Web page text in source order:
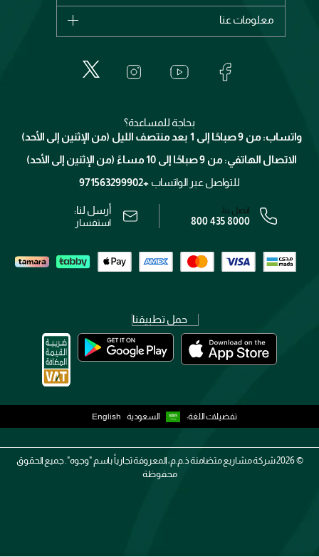
اشترِ بطاقة هدية
بربري
إيف سان لوران
الإرجاع
معلومات عنا
خدمات المعارض
برنامج الولاء ميوز
الوظائف
الشروط و الأحكام
رقم السجل التجاري: 7013320481 — صادر من وزارة التجارة
بحاجة للمساعدة؟
واتساب: من 9 صباحًا إلى 1 بعد منتصف الليل (من الإثنين إلى الأحد)
الاتصال الهاتفي: من 9 صباحًا إلى 10 مساءً (من الإثنين إلى الأحد)
للتواصل عبر الواتساب +971563299902
اتصل بنا:
800 435 8000
أرسل لنا:
استفسار
حمل تطبيقنا
تفضيلات اللغة: السعودية English
2026 ©شركة مشاريع متضامنة ذ.م.م، المعروفة تجارياً باسم "وجوه". جميع الحقوق
محفوظة